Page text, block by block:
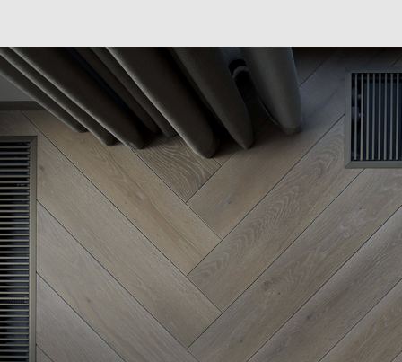
Рассчитаем стоимость
по вашему дизайн-
проекту